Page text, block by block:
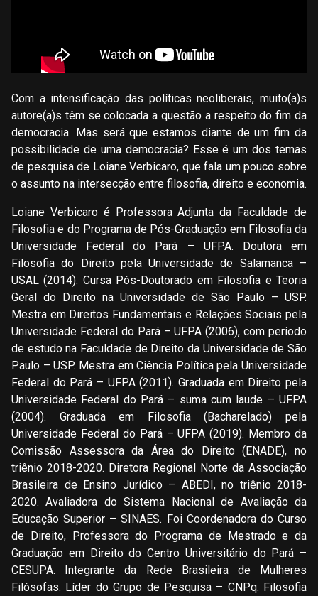
Com a intensificação das políticas neoliberais, muito(a)s
autore(a)s têm se colocada a questão a respeito do fim da
democracia. Mas será que estamos diante de um fim da
possibilidade de uma democracia? Esse é um dos temas
de pesquisa de Loiane Verbicaro, que fala um pouco sobre
o assunto na intersecção entre filosofia, direito e economia.
Loiane Verbicaro é Professora Adjunta da Faculdade de
Filosofia e do Programa de Pós-Graduação em Filosofia da
Universidade Federal do Pará – UFPA. Doutora em
Filosofia do Direito pela Universidade de Salamanca –
USAL (2014). Cursa Pós-Doutorado em Filosofia e Teoria
Geral do Direito na Universidade de São Paulo – USP.
Mestra em Direitos Fundamentais e Relações Sociais pela
Universidade Federal do Pará – UFPA (2006), com período
de estudo na Faculdade de Direito da Universidade de São
Paulo – USP. Mestra em Ciência Política pela Universidade
Federal do Pará – UFPA (2011). Graduada em Direito pela
Universidade Federal do Pará – suma cum laude – UFPA
(2004). Graduada em Filosofia (Bacharelado) pela
Universidade Federal do Pará – UFPA (2019). Membro da
Comissão Assessora da Área do Direito (ENADE), no
triênio 2018-2020. Diretora Regional Norte da Associação
Brasileira de Ensino Jurídico – ABEDI, no triênio 2018-
2020. Avaliadora do Sistema Nacional de Avaliação da
Educação Superior – SINAES. Foi Coordenadora do Curso
de Direito, Professora do Programa de Mestrado e da
Graduação em Direito do Centro Universitário do Pará –
CESUPA. Integrante da Rede Brasileira de Mulheres
Filósofas. Líder do Grupo de Pesquisa – CNPq: Filosofia